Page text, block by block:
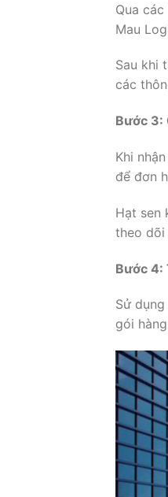
Qua
Mau
Sau khi
các
Bước 3:
Khi
để đơn
Hạt sen
theo dõi
Bước 4:
Sử
gói